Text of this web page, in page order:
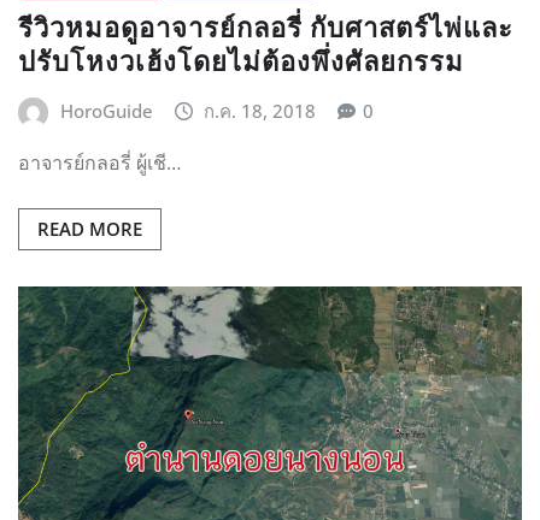
รีวิวหมอดูอาจารย์กลอรี่ กับศาสตร์ไพ่และ
ปรับโหงวเฮ้งโดยไม่ต้องพึ่งศัลยกรรม
HoroGuide ก.ค. 18, 2018 0
อาจารย์กลอรี่ ผู้เชี…
READ MORE